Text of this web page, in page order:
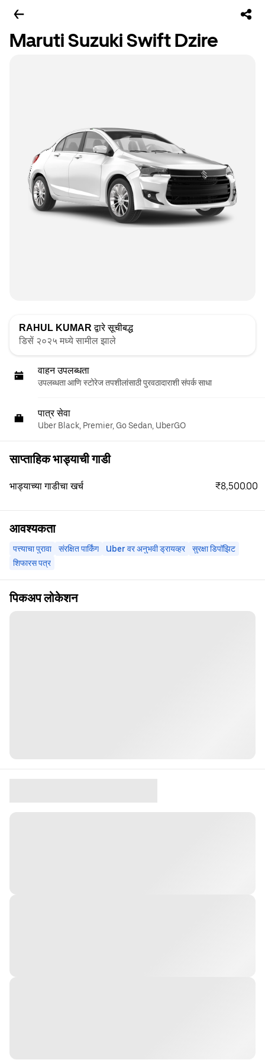
Maruti Suzuki Swift Dzire
RAHUL KUMAR द्वारे सूचीबद्ध
डिसें २०२५ मध्ये सामील झाले
वाहन उपलब्धता
उपलब्धता आणि स्टोरेज तपशीलांसाठी पुरवठादाराशी संपर्क साधा
पात्र सेवा
Uber Black, Premier, Go Sedan, UberGO
साप्ताहिक भाड्याची गाडी
भाड्याच्या गाडीचा खर्च ₹8,500.00
आवश्यकता
पत्त्याचा पुरावा संरक्षित पार्किंग Uber वर अनुभवी ड्रायव्हर
सुरक्षा डिपॉझिट
शिफारस पत्र
पिकअप लोकेशन